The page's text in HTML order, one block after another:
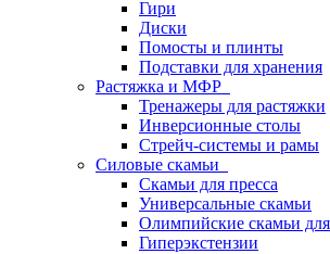
Гири
Диски
Помосты и плинты
Подставки для хранения
Растяжка и МФР
Тренажеры для растяжки
Инверсионные столы
Стрейч-системы и рамы
Силовые скамьи
Скамьи для пресса
Универсальные скамьи
Олимпийские скамьи
Гиперэкстензии